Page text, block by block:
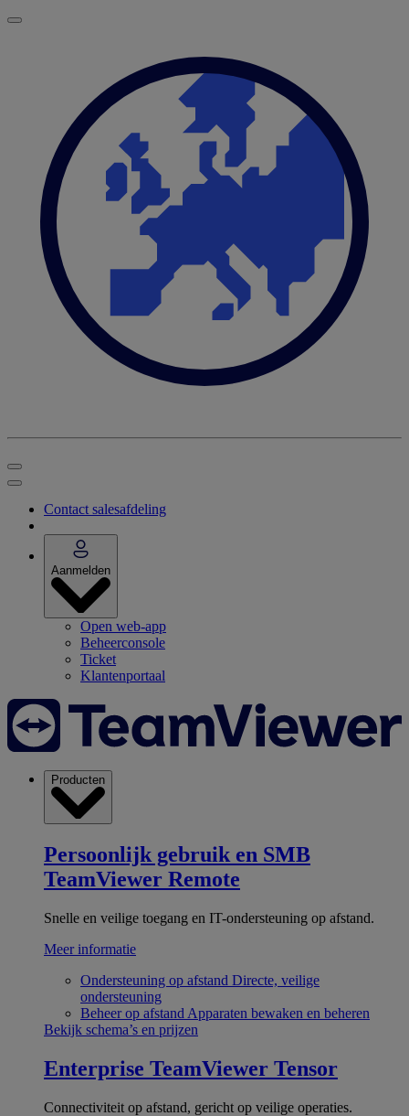
Contact salesafdeling
Aanmelden
Open web-app
Beheerconsole
Ticket
Klantenportaal
Producten
Persoonlijk gebruik en SMB
TeamViewer Remote
Snelle en veilige toegang en IT-ondersteuning op afstand.
Meer informatie
Ondersteuning op afstand Directe, veilige
ondersteuning
Beheer op afstand Apparaten bewaken en beheren
Bekijk schema’s en prijzen
Enterprise TeamViewer Tensor
Connectiviteit op afstand, gericht op veilige operaties.